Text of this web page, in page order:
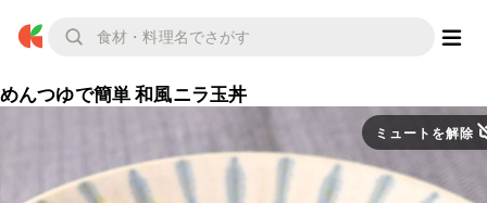
めんつゆで簡単 和風ニラ玉丼
ミュートを解除